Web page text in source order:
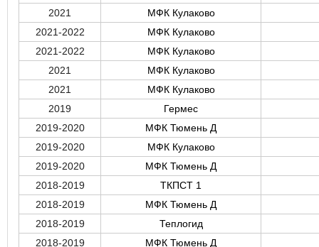
2021
МФК Кулаково
2021-2022
МФК Кулаково
2021-2022
МФК Кулаково
2021
МФК Кулаково
2021
МФК Кулаково
2019
Гермес
2019-2020
МФК Тюмень Д
2019-2020
МФК Кулаково
2019-2020
МФК Тюмень Д
2018-2019
ТКПСТ 1
2018-2019
МФК Тюмень Д
2018-2019
Теплогид
2018-2019
МФК Тюмень Д